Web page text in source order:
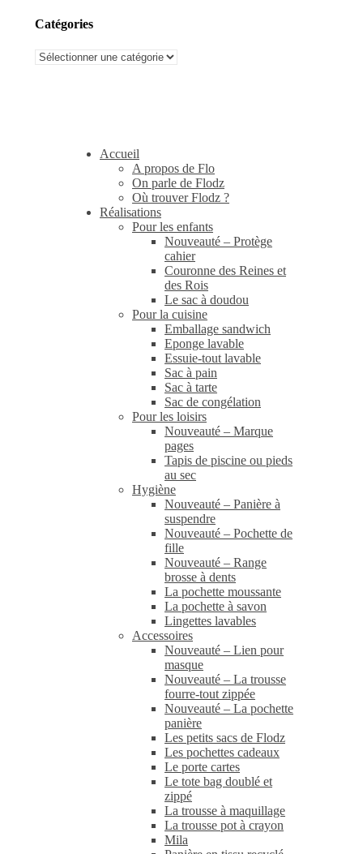
Catégories
Catégories
Accueil
A propos de Flo
On parle de Flodz
Où trouver Flodz ?
Réalisations
Pour les enfants
Nouveauté – Protège
cahier
Couronne des Reines et
des Rois
Le sac à doudou
Pour la cuisine
Emballage sandwich
Eponge lavable
Essuie-tout lavable
Sac à pain
Sac à tarte
Sac de congélation
Pour les loisirs
Nouveauté – Marque
pages
Tapis de piscine ou pieds
au sec
Hygiène
Nouveauté – Panière à
suspendre
Nouveauté – Pochette de
fille
Nouveauté – Range
brosse à dents
La pochette moussante
La pochette à savon
Lingettes lavables
Accessoires
Nouveauté – Lien pour
masque
Nouveauté – La trousse
fourre-tout zippée
Nouveauté – La pochette
panière
Les petits sacs de Flodz
Les pochettes cadeaux
Le porte cartes
Le tote bag doublé et
zippé
La trousse à maquillage
La trousse pot à crayon
Mila